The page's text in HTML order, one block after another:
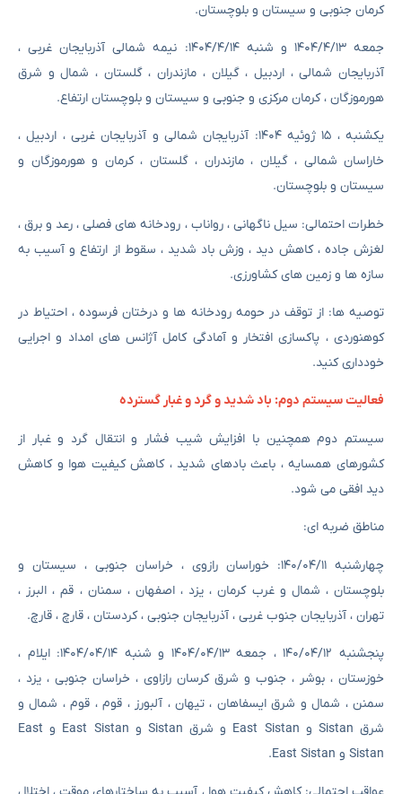
کرمان جنوبی و سیستان و بلوچستان.
جمعه ۱۴۰۴/۴/۱۳ و شنبه ۱۴۰۴/۴/۱۴: نیمه شمالی آذربایجان غربی ،
آذربایجان شمالی ، اردبیل ، گیلان ، مازندران ، گلستان ، شمال و شرق
هورموزگان ، کرمان مرکزی و جنوبی و سیستان و بلوچستان ارتفاع.
یکشنبه ، ۱۵ ژوئیه ۱۴۰۴: آذربایجان شمالی و آذربایجان غربی ، اردبیل ،
خاراسان شمالی ، گیلان ، مازندران ، گلستان ، کرمان و هورموزگان و
سیستان و بلوچستان.
خطرات احتمالی: سیل ناگهانی ، رواناب ، رودخانه های فصلی ، رعد و برق ،
لغزش جاده ، کاهش دید ، وزش باد شدید ، سقوط از ارتفاع و آسیب به
سازه ها و زمین های کشاورزی.
توصیه ها: از توقف در حومه رودخانه ها و درختان فرسوده ، احتیاط در
کوهنوردی ، پاکسازی افتخار و آمادگی کامل آژانس های امداد و اجرایی
خودداری کنید.
فعالیت سیستم دوم: باد شدید و گرد و غبار گسترده
سیستم دوم همچنین با افزایش شیب فشار و انتقال گرد و غبار از
کشورهای همسایه ، باعث بادهای شدید ، کاهش کیفیت هوا و کاهش
دید افقی می شود.
مناطق ضربه ای:
چهارشنبه ۱۴۰/۰۴/۱۱: خوراسان رازوی ، خراسان جنوبی ، سیستان و
بلوچستان ، شمال و غرب کرمان ، یزد ، اصفهان ، سمنان ، قم ، البرز ،
تهران ، آذربایجان جنوب غربی ، آذربایجان جنوبی ، کردستان ، قارچ ، قارچ.
پنجشنبه ۱۴۰/۰۴/۱۲ ، جمعه ۱۴۰۴/۰۴/۱۳ و شنبه ۱۴۰۴/۰۴/۱۴: ایلام ،
خوزستان ، بوشر ، جنوب و شرق کرسان رازاوی ، خراسان جنوبی ، یزد ،
سمنن ، شمال و شرق ایسفاهان ، تیهان ، آلبورز ، قوم ، قوم ، شمال و
شرق Sistan و East Sistan و شرق Sistan و East Sistan و East
Sistan و East Sistan.